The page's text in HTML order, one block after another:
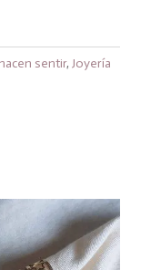
sentir, Joyería